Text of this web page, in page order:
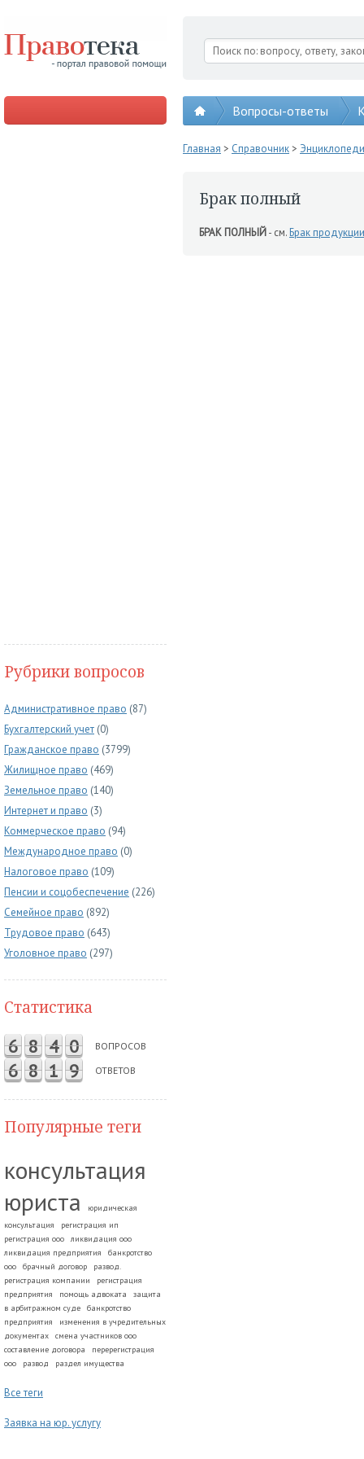
Вопросы-ответы
Рубрики вопросов
Административное право (87)
Бухгалтерский учет (0)
Гражданское право (3799)
Жилищное право (469)
Земельное право (140)
Интернет и право (3)
Коммерческое право (94)
Международное право (0)
Налоговое право (109)
Пенсии и соцобеспечение (226)
Семейное право (892)
Трудовое право (643)
Уголовное право (297)
Статистика
6 8 4 0 ВОПРОСОВ
6 8 1 9 ОТВЕТОВ
Популярные теги
консультация
юриста
юридическая
консультация
регистрация ип
регистрация ооо
ликвидация ооо
ликвидация предприятия
банкротство
ооо
брачный договор
развод.
регистрация компании
регистрация
предприятия
помощь адвоката
защита
в арбитражном суде
банкротство
предприятия
изменения в учредительных
документах
смена участников ооо
составление договора
перерегистрация
ооо
развод раздел имущества
Все теги
Заявка на юр. услугу
Главная > Справочник>
Брак полный
БРАК ПОЛНЫЙ- см.Брак продукции